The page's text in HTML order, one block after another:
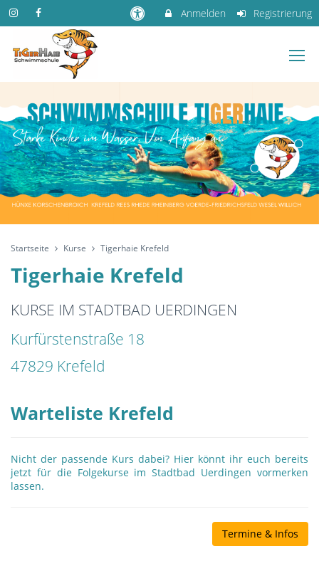
Anmelden Registrierung
Startseite Kurse Tigerhaie Krefeld
Tigerhaie Krefeld
KURSE IM STADTBAD UERDINGEN
Kurfürstenstraße 18
47829 Krefeld
Warteliste Krefeld
Nicht der passende Kurs dabei? Hier könnt ihr euch bereits
jetzt für die Folgekurse im Stadtbad Uerdingen vormerken
lassen.
Termine & Infos